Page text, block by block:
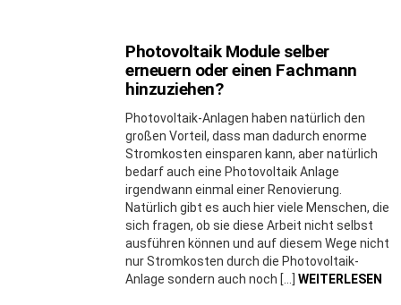
Photovoltaik Module selber
erneuern oder einen Fachmann
hinzuziehen?
Photovoltaik-Anlagen haben natürlich den
großen Vorteil, dass man dadurch enorme
Stromkosten einsparen kann, aber natürlich
bedarf auch eine Photovoltaik Anlage
irgendwann einmal einer Renovierung.
Natürlich gibt es auch hier viele Menschen, die
sich fragen, ob sie diese Arbeit nicht selbst
ausführen können und auf diesem Wege nicht
nur Stromkosten durch die Photovoltaik-
Anlage sondern auch noch […] WEITERLESEN